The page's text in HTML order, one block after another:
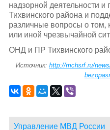
надзорной деятельности
Тихвинского района и
различные вопросы о том,
или иной чрезвычайной
ОНД и ПР Тихвинского
Источник:http://mchsrf.ru/
Управление МВД России